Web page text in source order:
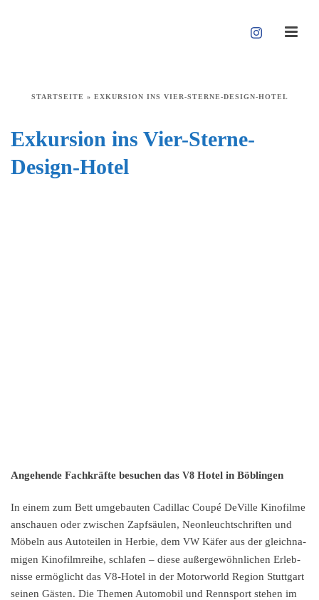
STARTSEITE » EXKURSION INS VIER-STERNE-DESIGN-HOTEL
Exkursion ins Vier-Sterne-
Design-Hotel
Angehen­de Fachkräf­te besuchen das V8 Hotel in Böblingen
In einem zum Bett umgebau­ten Cadil­lac Coupé DeVille Kinofil­me
anschau­en oder zwischen Zapfsäu­len, Neonleucht­schrif­ten und
Möbeln aus Autotei­len in Herbie, dem VW Käfer aus der gleich­na­
mi­gen Kinofilm­rei­he, schla­fen – diese außer­ge­wöhn­li­chen Erleb­
nis­se ermög­licht das V8-Hotel in der Motor­world Region Stutt­gart
seinen Gästen. Die Themen Automo­bil und Rennsport stehen im